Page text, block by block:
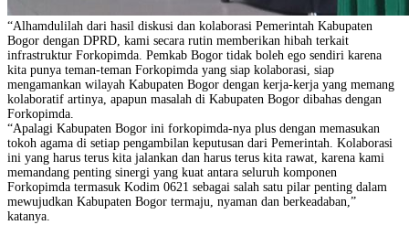
“Alhamdulilah dari hasil diskusi dan kolaborasi Pemerintah Kabupaten
Bogor dengan DPRD, kami secara rutin memberikan hibah terkait
infrastruktur Forkopimda. Pemkab Bogor tidak boleh ego sendiri karena
kita punya teman-teman Forkopimda yang siap kolaborasi, siap
mengamankan wilayah Kabupaten Bogor dengan kerja-kerja yang memang
kolaboratif artinya, apapun masalah di Kabupaten Bogor dibahas dengan
Forkopimda.
“Apalagi Kabupaten Bogor ini forkopimda-nya plus dengan memasukan
tokoh agama di setiap pengambilan keputusan dari Pemerintah. Kolaborasi
ini yang harus terus kita jalankan dan harus terus kita rawat, karena kami
memandang penting sinergi yang kuat antara seluruh komponen
Forkopimda termasuk Kodim 0621 sebagai salah satu pilar penting dalam
mewujudkan Kabupaten Bogor termaju, nyaman dan berkeadaban,”
katanya.